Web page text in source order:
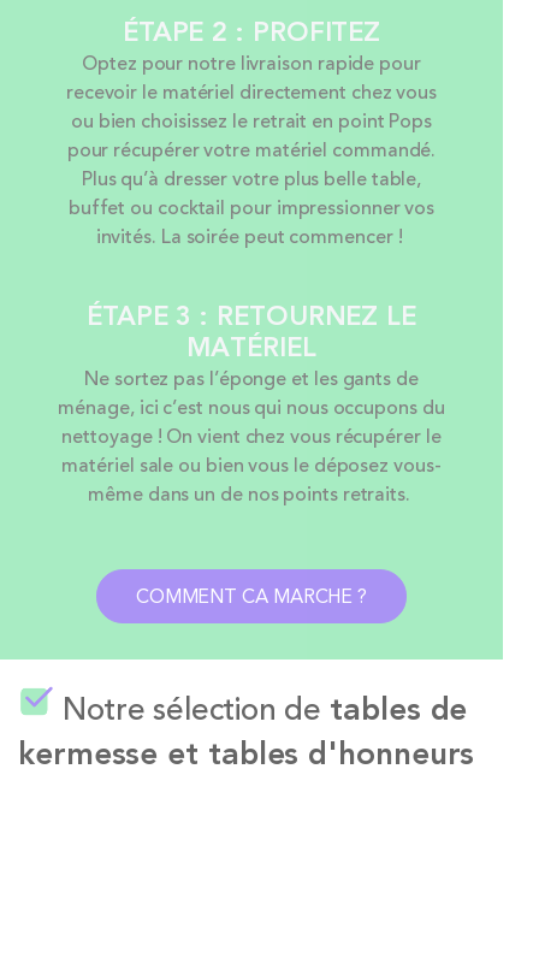
ÉTAPE 2 : PROFITEZ
Optez pour notre livraison rapide pour
recevoir le matériel directement chez vous
ou bien choisissez le retrait en point Pops
pour récupérer votre matériel commandé.
Plus qu’à dresser votre plus belle table,
buffet ou cocktail pour impressionner vos
invités. La soirée peut commencer !
ÉTAPE 3 : RETOURNEZ LE
MATÉRIEL
Ne sortez pas l’éponge et les gants de
ménage, ici c’est nous qui nous occupons du
nettoyage ! On vient chez vous récupérer le
matériel sale ou bien vous le déposez vous-
même dans un de nos points retraits.
COMMENT CA MARCHE ?
Notre sélection de tables de
kermesse et tables d'honneurs